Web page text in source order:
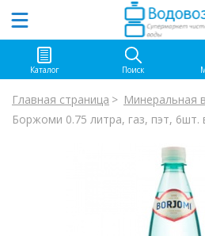
Каталог Поиск
Главная страница Минеральная
Боржоми 0.75 литра, газ, пэт, 6шт.